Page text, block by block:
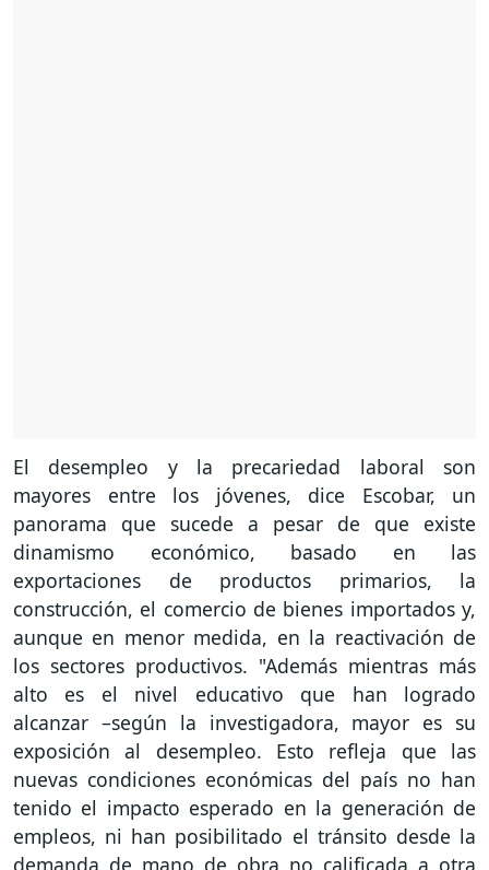
El desempleo y la precariedad laboral son
mayores entre los jóvenes, dice Escobar, un
panorama que sucede a pesar de que existe
dinamismo económico, basado en las
exportaciones de productos primarios, la
construcción, el comercio de bienes importados y,
aunque en menor medida, en la reactivación de
los sectores productivos. "Además mientras más
alto es el nivel educativo que han logrado
alcanzar –según la investigadora, mayor es su
exposición al desempleo. Esto refleja que las
nuevas condiciones económicas del país no han
tenido el impacto esperado en la generación de
empleos, ni han posibilitado el tránsito desde la